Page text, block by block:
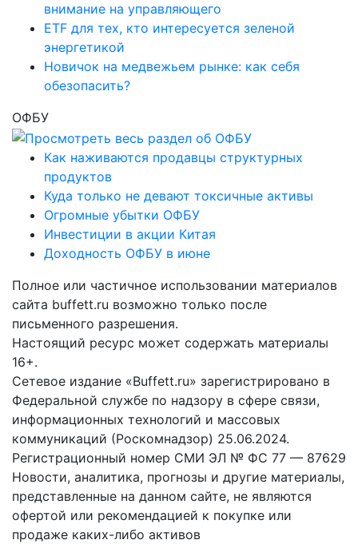
внимание на управляющего
ETF для тех, кто интересуется зеленой
энергетикой
Новичок на медвежьем рынке: как себя
обезопасить?
ОФБУ
Как наживаются продавцы структурных
продуктов
Куда только не девают токсичные активы
Огромные убытки ОФБУ
Инвестиции в акции Китая
Доходность ОФБУ в июне
Полное или частичное использовании материалов
сайта buffett.ru возможно только после
письменного разрешения.
Настоящий ресурс может содержать материалы
16+.
Сетевое издание «Buffett.ru» зарегистрировано в
Федеральной службе по надзору в сфере связи,
информационных технологий и массовых
коммуникаций (Роскомнадзор) 25.06.2024.
Регистрационный номер СМИ ЭЛ № ФС 77 — 87629
Новости, аналитика, прогнозы и другие материалы,
представленные на данном сайте, не являются
офертой или рекомендацией к покупке или
продаже каких-либо активов